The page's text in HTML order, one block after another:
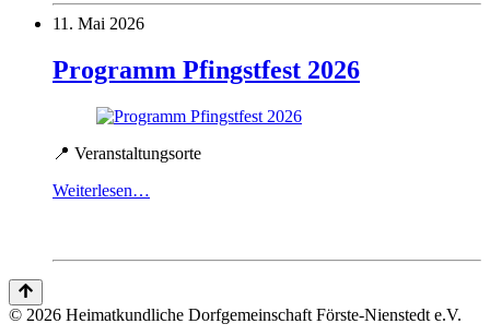
11. Mai 2026
Programm Pfingstfest 2026
📍 Veranstaltungsorte
Weiterlesen…
© 2026 Heimatkundliche Dorfgemeinschaft Förste-Nienstedt e.V.